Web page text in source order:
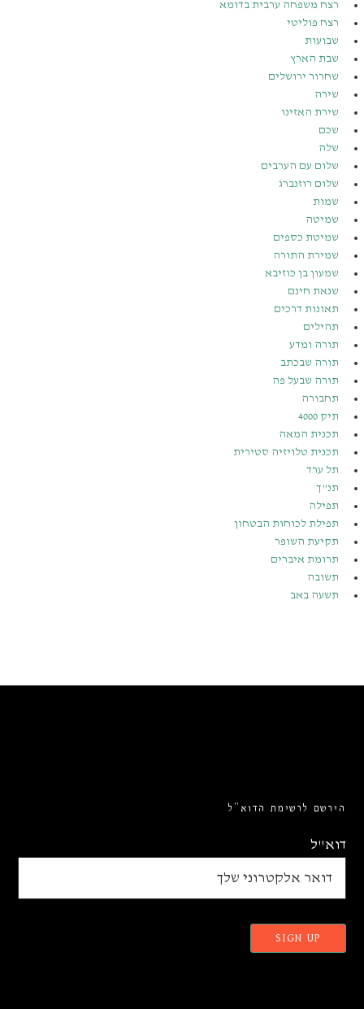
רצח משפחה ערבית בדומא
רצח פוליטי
שבועות
שבת הארץ
שחרור ירושלים
שירה
שירת האזינו
שכם
שלה
שלום עם הערבים
שלום רוזנברג
שמות
שמיטה
שמיטת כספים
שמירת התורה
שמעון בן כּוזיבא
שנאת חינם
תאונות דרכים
תהילים
תורה ומדע
תורה שבכתב
תורה שבעל פה
תחבורה
תיק 4000
תכנית המאה
תכנית טלויזיה סטירית
תל ערד
תנ”ך
תפילה
תפילת לכוחות הבטחון
תקיעת השופר
תרומת איברים
תשובה
תשעה באב
הירשם לרשימת הדוא”ל
דוא"ל